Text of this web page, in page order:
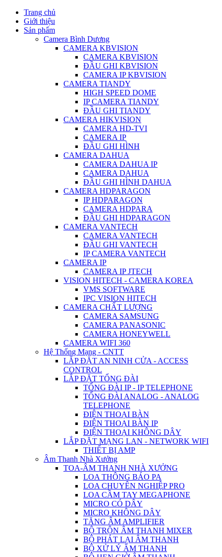
Trang chủ
Giới thiệu
Sản phẩm
Camera Bình Dương
CAMERA KBVISION
CAMERA KBVISION
ĐẦU GHI KBVISION
CAMERA IP KBVISION
CAMERA TIANDY
HIGH SPEED DOME
IP CAMERA TIANDY
ĐẦU GHI TIANDY
CAMERA HIKVISION
CAMERA HD-TVI
CAMERA IP
ĐẦU GHI HÌNH
CAMERA DAHUA
CAMERA DAHUA IP
CAMERA DAHUA
ĐẦU GHI HÌNH DAHUA
CAMERA HDPARAGON
IP HDPARAGON
CAMERA HDPARA
ĐẦU GHI HDPARAGON
CAMERA VANTECH
CAMERA VANTECH
ĐẦU GHI VANTECH
IP CAMERA VANTECH
CAMERA IP
CAMERA IP JTECH
VISION HITECH - CAMERA KOREA
VMS SOFTWARE
IPC VISION HITECH
CAMERA CHẤT LƯỢNG
CAMERA SAMSUNG
CAMERA PANASONIC
CAMERA HONEYWELL
CAMERA WIFI 360
Hệ Thống Mạng - CNTT
LẮP ĐẶT AN NINH CỬA - ACCESS
CONTROL
LẮP ĐẶT TỔNG ĐÀI
TỔNG ĐÀI IP - IP TELEPHONE
TỔNG ĐÀI ANALOG - ANALOG
TELEPHONE
ĐIỆN THOẠI BÀN
ĐIỆN THOẠI BÀN IP
ĐIỆN THOẠI KHÔNG DÂY
LẮP ĐẶT MẠNG LAN - NETWORK WIFI
THIẾT BỊ AMP
Âm Thanh Nhà Xưởng
TOA-ÂM THANH NHÀ XƯỞNG
LOA THÔNG BÁO PA
LOA CHUYÊN NGHIỆP PRO
LOA CẦM TAY MEGAPHONE
MICRO CÓ DÂY
MICRO KHÔNG DÂY
TĂNG ÂM AMPLIFIER
BỘ TRỘN ÂM THANH MIXER
BỘ PHÁT LẠI ÂM THANH
BỘ XỬ LÝ ÂM THANH